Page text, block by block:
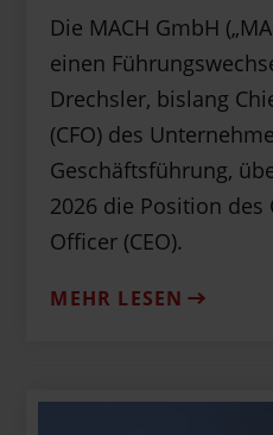
Die MACH GmbH
einen
Drechsler, bislang
(CFO) des
Geschäftsführung,
2026 die Position des
Officer (CEO).
MEHR LESEN